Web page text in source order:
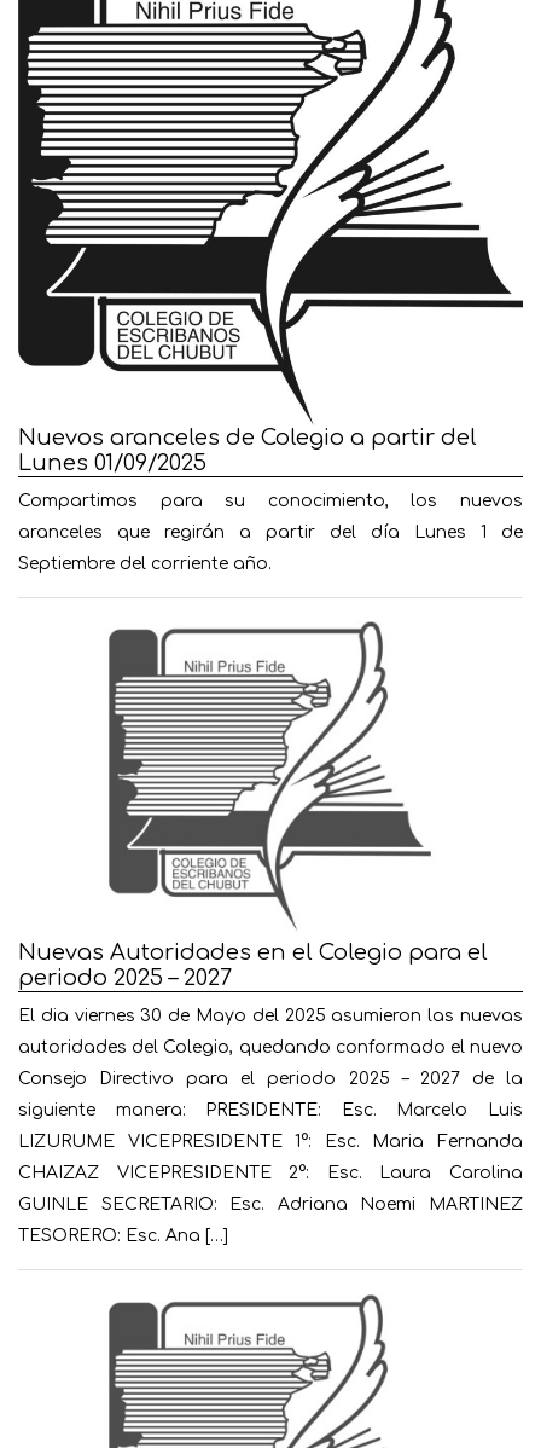
Nuevos aranceles de Colegio a partir del
Lunes 01/09/2025
Compartimos para su conocimiento, los nuevos
aranceles que regirán a partir del día Lunes 1 de
Septiembre del corriente año.
Nuevas Autoridades en el Colegio para el
periodo 2025 – 2027
El dia viernes 30 de Mayo del 2025 asumieron las nuevas
autoridades del Colegio, quedando conformado el nuevo
Consejo Directivo para el periodo 2025 – 2027 de la
siguiente manera: PRESIDENTE: Esc. Marcelo Luis
LIZURUME VICEPRESIDENTE 1°: Esc. Maria Fernanda
CHAIZAZ VICEPRESIDENTE 2°: Esc. Laura Carolina
GUINLE SECRETARIO: Esc. Adriana Noemi MARTINEZ
TESORERO: Esc. Ana […]